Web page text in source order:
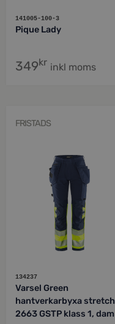
141005-100-3
Pique Lady
349kr inkl moms
FRISTADS
134237
Varsel Green
hantverkarbyxa stretch
2663 GSTP klass 1, dam